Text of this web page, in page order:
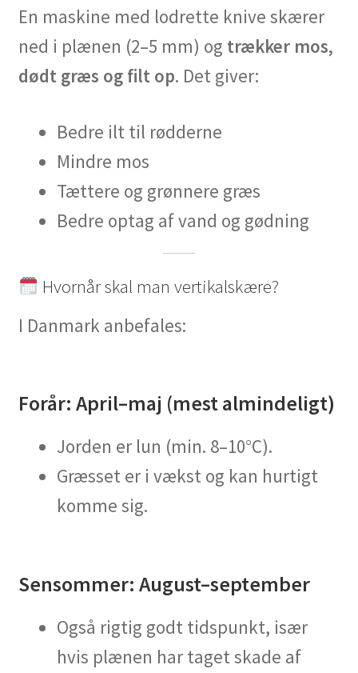
En maskine med lodrette knive skærer
ned i plænen (2–5 mm) og trækker mos,
dødt græs og filt op. Det giver:
Bedre ilt til rødderne
Mindre mos
Tættere og grønnere græs
Bedre optag af vand og gødning
Hvornår skal man vertikalskære?
I Danmark anbefales:
Forår: April–maj (mest almindeligt)
Jorden er lun (min. 8–10°C).
Græsset er i vækst og kan hurtigt
komme sig.
Sensommer: August–september
Også rigtig godt tidspunkt, især
hvis plænen har taget skade af